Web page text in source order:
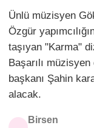
Ünlü müzisyen
Özgür
taşıyan "Karma"
Başarılı
başkanı Şahin
alacak.
Birsen